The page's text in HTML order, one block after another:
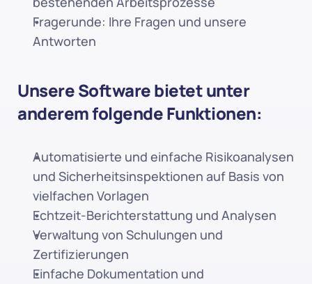
Fragerunde: Ihre Fragen und unsere
Antworten
Unsere Software bietet unter
anderem folgende Funktionen:
Automatisierte und einfache Risikoanalysen
und Sicherheitsinspektionen auf Basis von
vielfachen Vorlagen
Echtzeit-Berichterstattung und Analysen
Verwaltung von Schulungen und
Zertifizierungen
Einfache Dokumentation und